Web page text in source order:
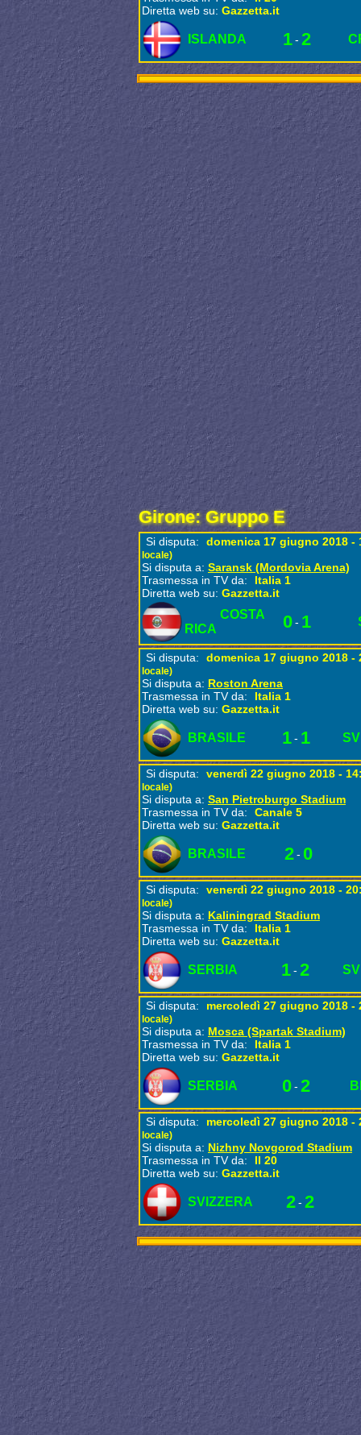
Diretta web su: Gazzetta.it
ISLANDA 1- 2
Girone: Gruppo E
Si disputa: domenica 17 giugno 2018 -
locale)
Si disputa a: Saransk (Mordovia Arena)
Trasmessa in TV da:
Italia 1
Diretta web su: Gazzetta.it
COSTA
RICA
0- 1
Si disputa: domenica 17 giugno 2018 -
locale)
Si disputa a: Roston Arena
Trasmessa in TV da:
Italia 1
Diretta web su: Gazzetta.it
BRASILE 1- 1
Si disputa: venerdì 22 giugno 2018 -
locale)
Si disputa a: San Pietroburgo Stadium
Trasmessa in TV da:
Canale 5
Diretta web su: Gazzetta.it
BRASILE 2- 0
Si disputa: venerdì 22 giugno 2018 -
locale)
Si disputa a: Kaliningrad Stadium
Trasmessa in TV da:
Italia 1
Diretta web su: Gazzetta.it
SERBIA 1- 2
Si disputa: mercoledì 27 giugno 2018 -
locale)
Si disputa a: Mosca (Spartak Stadium)
Trasmessa in TV da:
Italia 1
Diretta web su: Gazzetta.it
SERBIA 0- 2
Si disputa: mercoledì 27 giugno 2018 -
locale)
Si disputa a: Nizhny Novgorod Stadium
Trasmessa in TV da:
Il 20
Diretta web su: Gazzetta.it
SVIZZERA 2- 2